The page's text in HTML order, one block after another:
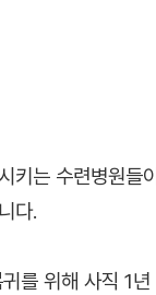
키는 수련병원
다.
를 위해 사직 1